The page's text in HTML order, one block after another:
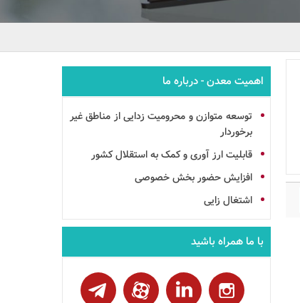
اهمیت معدن - درباره ما
توسعه متوازن و محرومیت زدایی از مناطق غیر
برخوردار
قابلیت ارز آوری و کمک به استقلال کشور
افزایش حضور بخش خصوصی
اشتغال زایی
با ما همراه باشید